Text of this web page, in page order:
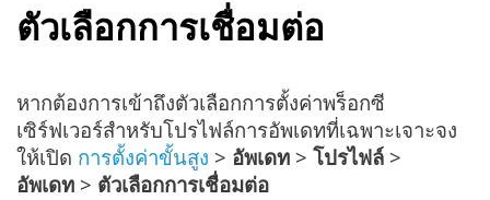
ตัวเลือกการเชื่อมต่อ
หากต้องการเข้าถึงตัวเลือกการตั้งค่าพร็อกซี
เซิร์ฟเวอร์สำหรับโปรไฟล์การอัพเดทที่เฉพาะเจาะจง
ให้เปิด การตั้งค่าขั้นสูง > อัพเดท > โปรไฟล์ >
อัพเดท > ตัวเลือกการเชื่อมต่อ